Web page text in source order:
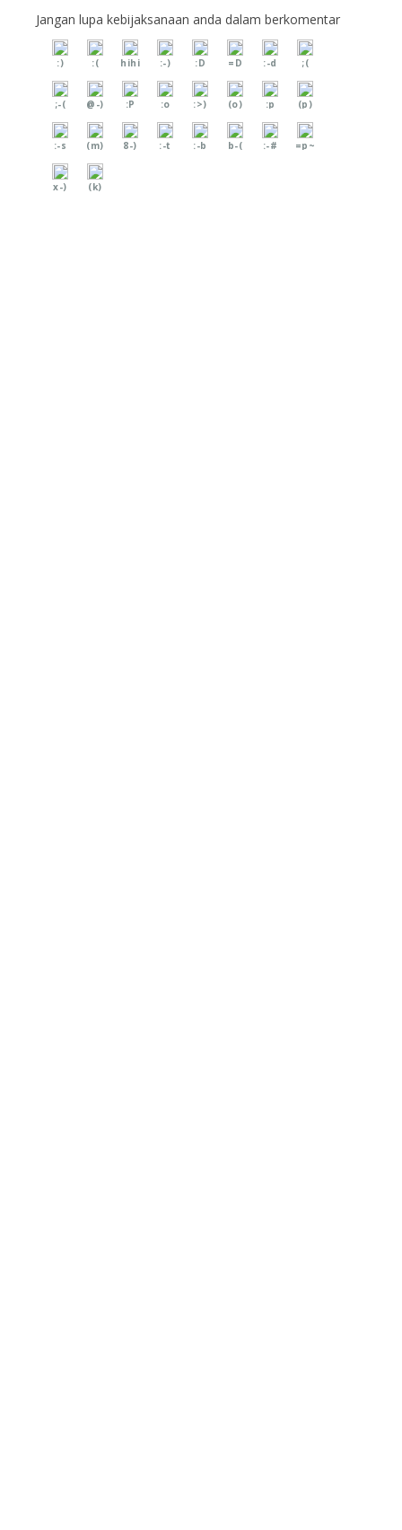
Jangan lupa kebijaksanaan anda dalam berkomentar
:) :( hihi :-) :D =D :-d ;(
;-( @-) :P :o :>) (o) :p (p)
:-s (m) 8-) :-t :-b b-( :-# =p~
x-) (k)